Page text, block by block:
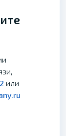
или